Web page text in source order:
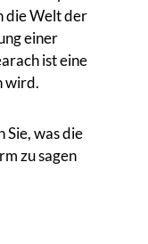
die Welt der
einer
ist eine
wird.
Sie, was die
zu sagen